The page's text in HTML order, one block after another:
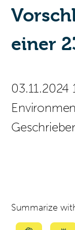
einer
03.11.2024
Summarize